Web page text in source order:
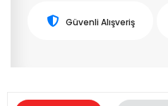
Güvenli Alışveriş